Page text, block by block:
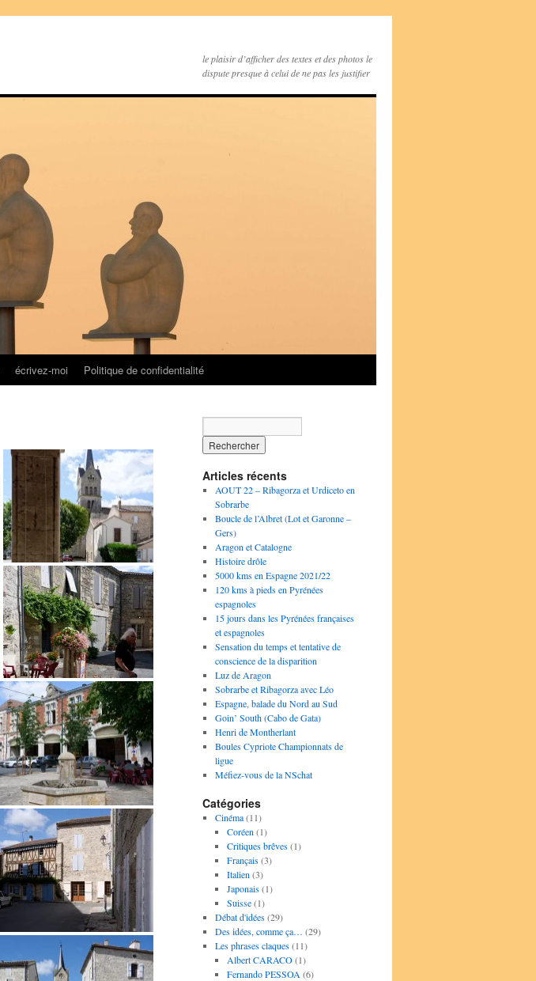
le plaisir d’afficher des textes et des photos le
dispute presque à celui de ne pas les justifier
écrivez-moi Politique de confidentialité
Articles récents
AOUT 22 – Ribagorza et Urdiceto en
Sobrarbe
Boucle de l’Albret (Lot et Garonne –
Gers)
Aragon et Catalogne
Histoire drôle
5000 kms en Espagne 2021/22
120 kms à pieds en Pyrénées
espagnoles
15 jours dans les Pyrénées françaises
et espagnoles
Sensation du temps et tentative de
conscience de la disparition
Luz de Aragon
Sobrarbe et Ribagorza avec Léo
Espagne, balade du Nord au Sud
Goin’ South (Cabo de Gata)
Henri de Montherlant
Boules Cypriote Championnats de
ligue
Méfiez-vous de la NSchat
Catégories
Cinéma(11)
Coréen (1)
Critiques brêves(1)
Français(3)
Italien (3)
Japonais(1)
Suisse(1)
Débat d'idées(29)
Des idées, comme ça… (29)
Les phrases claques(11)
Albert CARACO(1)
Fernando PESSOA (6)